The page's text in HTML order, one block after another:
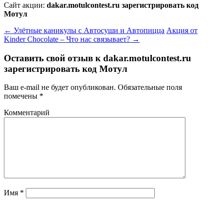
Сайт акции: dakar.motulcontest.ru зарегистрировать код
Мотул
← Улётные каникулы c Автосуши и Автопицца Акция от
Kinder Chocolate – Что нас связывает? →
Оставить свой отзыв к dakar.motulcontest.ru
зарегистрировать код Мотул
Ваш e-mail не будет опубликован. Обязательные поля
помечены *
Комментарий
Имя *